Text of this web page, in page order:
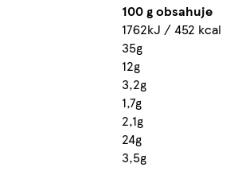
100 g obsahuje
1762kJ / 452 kcal
35g
12g
3,2g
1,7g
2,1g
24g
3,5g